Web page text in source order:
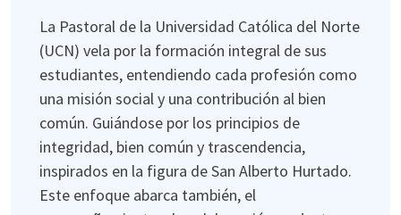
La Pastoral de la Universidad Católica del Norte
(UCN) vela por la formación integral de sus
estudiantes, entendiendo cada profesión como
una misión social y una contribución al bien
común. Guiándose por los principios de
integridad, bien común y trascendencia,
inspirados en la figura de San Alberto Hurtado.
Este enfoque abarca también, el